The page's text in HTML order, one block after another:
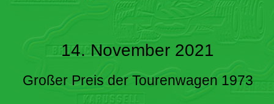
14. November 2021
Großer Preis der Tourenwagen 1973